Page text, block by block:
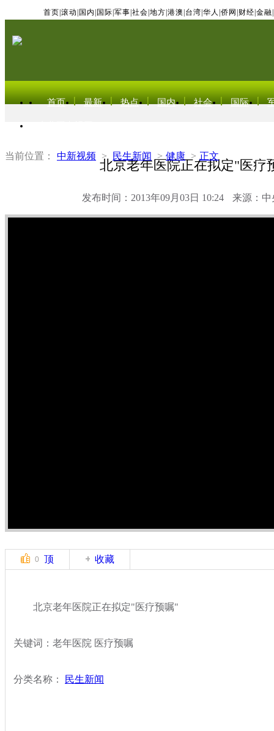
首页 滚动 国内 国际 军事 社会 地方 港澳 台湾 华人 侨网 财经 金融
首页 最新 热点 国内 社会 国际
当前位置： 中新视频 > 民生新闻 > 健康 > 正文
北京老年医院正在拟定"医疗
发布时间：2013年09月03日 10:24 来源：中
0 顶 收藏
北京老年医院正在拟定"医疗预嘱"
关键词：老年医院 医疗预嘱
分类名称： 民生新闻